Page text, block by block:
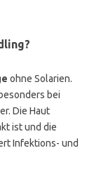
ohne Solarien.
bei
Die Haut
ist und die
Infektions- und